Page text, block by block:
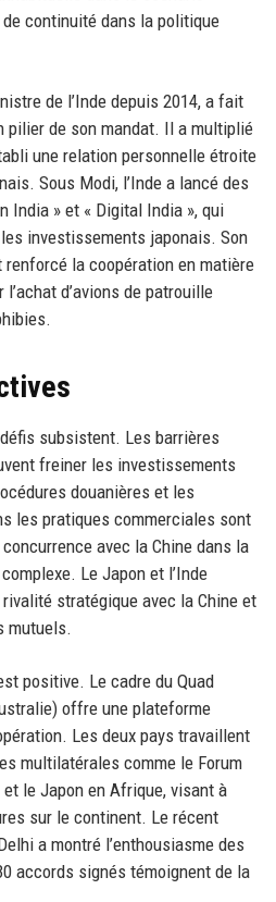
continuité dans la politique
de l’Inde depuis 2014, a fait
pilier de son mandat. Il a multiplié
une relation personnelle étroite
Sous Modi, l’Inde a lancé des
India » et « Digital India », qui
investissements japonais. Son
renforcé la coopération en matière
d’avions de patrouille
subsistent. Les barrières
freiner les investissements
douanières et les
les pratiques commerciales sont
avec la Chine dans la
Le Japon et l’Inde
stratégique avec la Chine et
mutuels.
positive. Le cadre du Quad
offre une plateforme
Les deux pays travaillent
multilatérales comme le Forum
le Japon en Afrique, visant à
sur le continent. Le récent
a montré l’enthousiasme des
accords signés témoignent de la